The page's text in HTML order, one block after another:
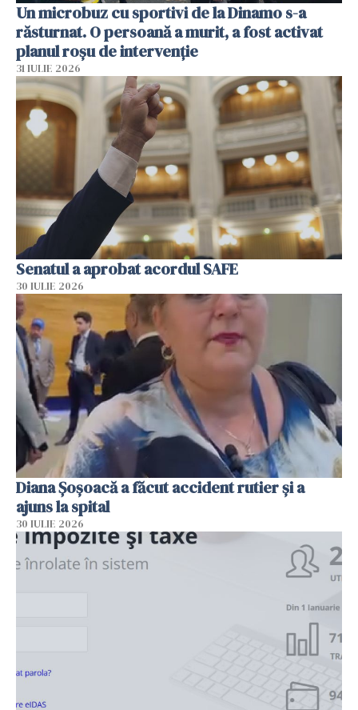
Un microbuz cu sportivi de la Dinamo s-a
răsturnat. O persoană a murit, a fost activat
planul roșu de intervenție
31 IULIE 2026
Senatul a aprobat acordul SAFE
30 IULIE 2026
Diana Șoșoacă a făcut accident rutier și a
ajuns la spital
30 IULIE 2026